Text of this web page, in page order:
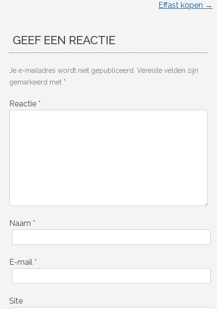
Effast kopen →
GEEF EEN REACTIE
Je e-mailadres wordt niet gepubliceerd. Vereiste velden zijn
gemarkeerd met *
Reactie *
Naam *
E-mail *
Site